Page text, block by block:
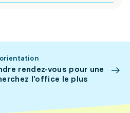
rendez-vous pour une
l’office le plus